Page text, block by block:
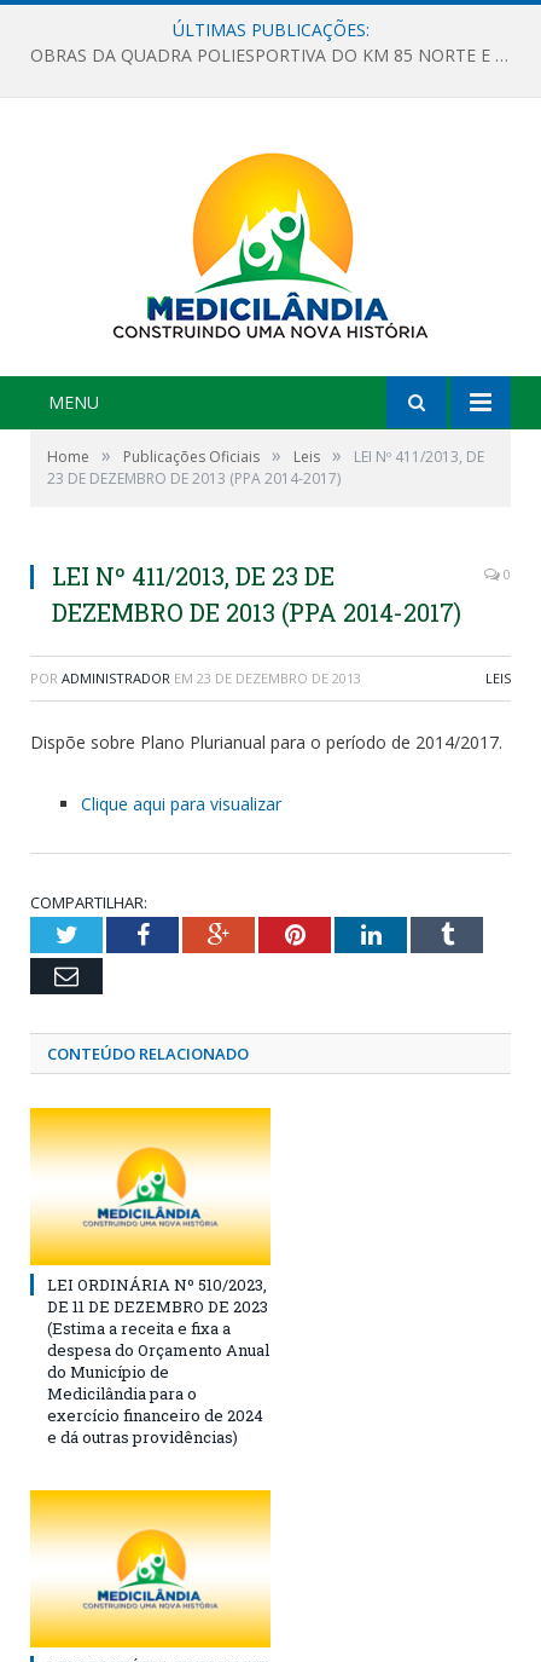
ÚLTIMAS PUBLICAÇÕES:
OBRAS DA QUADRA POLIESPORTIVA DO KM 85 NORTE E DA ESCOLA GASPAR VIANA AVANÇAM
MENU
Home » Publicações Oficiais » Leis »
LEI Nº 411/2013, DE
23 DE DEZEMBRO DE 2013 (PPA 2014-2017)
LEI Nº 411/2013, DE 23 DE
DEZEMBRO DE 2013 (PPA 2014-2017)
0
POR ADMINISTRADOR EM 23 DE DEZEMBRO DE 2013 LEIS
Dispõe sobre Plano Plurianual para o período de 2014/2017.
Clique aqui para visualizar
COMPARTILHAR:
TwitterFacebookGoogle+PinterestLinkedInTumblr
Email
CONTEÚDO RELACIONADO
LEI ORDINÁRIA Nº 510/2023,
DE 11 DE DEZEMBRO DE 2023
(Estima a receita e fixa a
despesa do Orçamento Anual
do Município de
Medicilândia para o
exercício financeiro de 2024
e dá outras providências)